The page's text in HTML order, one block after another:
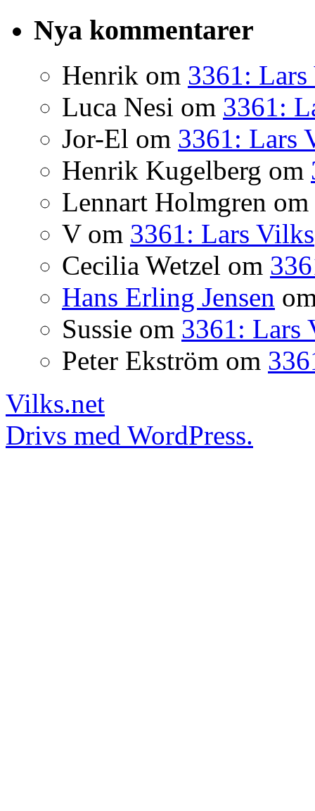
Nya kommentarer
Henrik om 3361:
Luca Nesi om 3361:
Jor-El om 3361: Lars
Henrik Kugelberg om
Lennart Holmgren om
Vom 3361: Lars Vilks
Cecilia Wetzel om
Hans Erling Jensen
Sussie om 3361: Lars
Peter Ekström om
Vilks.net
Drivs med WordPress.